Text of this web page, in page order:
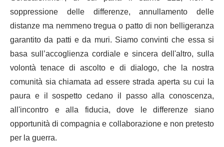
soppressione delle differenze, annullamento delle
distanze ma nemmeno tregua o patto di non belligeranza
garantito da patti e da muri. Siamo convinti che essa si
basa sull’accoglienza cordiale e sincera dell'altro, sulla
volontà tenace di ascolto e di dialogo, che la nostra
comunità sia chiamata ad essere strada aperta su cui la
paura e il sospetto cedano il passo alla conoscenza,
all'incontro e alla fiducia, dove le differenze siano
opportunità di compagnia e collaborazione e non pretesto
per la guerra.